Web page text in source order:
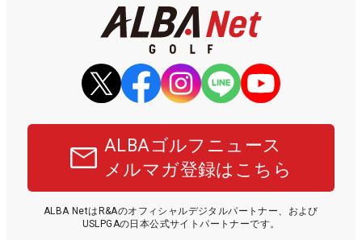
ALBAゴルフニュース
メルマガ登録はこちら
ALBA NetはR&Aのオフィシャルデジタルパートナー、および
USLPGAの日本公式サイトパートナーです。